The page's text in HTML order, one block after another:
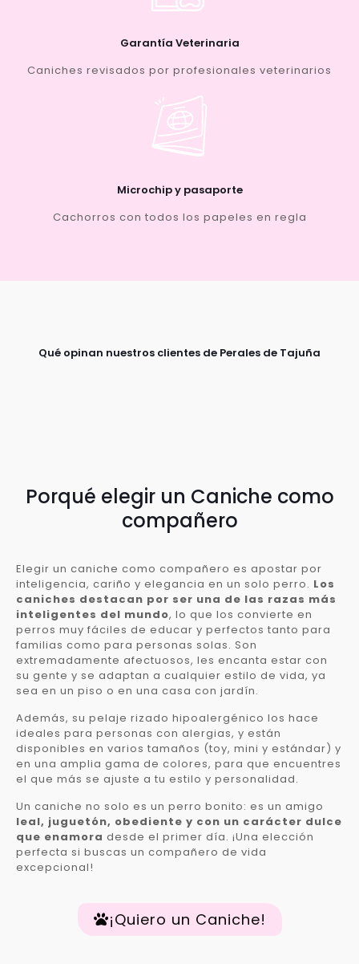
Garantía Veterinaria
Caniches revisados por profesionales veterinarios
Microchip y pasaporte
Cachorros con todos los papeles en regla
Qué opinan nuestros clientes de Perales de Tajuña
Porqué elegir un Caniche como
compañero
Elegir un caniche como compañero es apostar por
inteligencia, cariño y elegancia en un solo perro. Los
caniches destacan por ser una de las razas más
inteligentes del mundo, lo que los convierte en
perros muy fáciles de educar y perfectos tanto para
familias como para personas solas. Son
extremadamente afectuosos, les encanta estar con
su gente y se adaptan a cualquier estilo de vida, ya
sea en un piso o en una casa con jardín.
Además, su pelaje rizado hipoalergénico los hace
ideales para personas con alergias, y están
disponibles en varios tamaños (toy, mini y estándar) y
en una amplia gama de colores, para que encuentres
el que más se ajuste a tu estilo y personalidad.
Un caniche no solo es un perro bonito: es un amigo
leal, juguetón, obediente y con un carácter dulce
que enamora desde el primer día. ¡Una elección
perfecta si buscas un compañero de vida
excepcional!
¡Quiero un Caniche!